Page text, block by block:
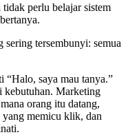
perlu belajar sistem
sering tersembunyi: semua
“Halo, saya mau tanya.”
kebutuhan. Marketing
orang itu datang,
yang memicu klik, dan